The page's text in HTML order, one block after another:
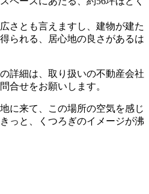
さとも言えますし、建物が建た
られる、居心地の良さがあるは
詳細は、取り扱いの不動産会社
合せをお願いします。
に来て、この場所の空気を感じ
っと、くつろぎのイメージが沸